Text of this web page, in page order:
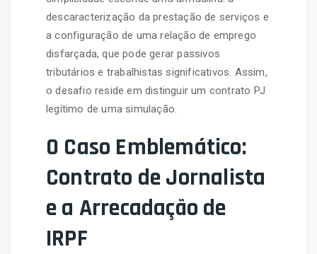
descaracterização da prestação de serviços e
a configuração de uma relação de emprego
disfarçada, que pode gerar passivos
tributários e trabalhistas significativos. Assim,
o desafio reside em distinguir um contrato PJ
legítimo de uma simulação.
O Caso Emblemático:
Contrato de Jornalista
e a Arrecadação de
IRPF